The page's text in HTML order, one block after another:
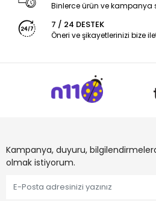
Binlerce ürün ve kampanya
7 / 24 DESTEK
Öneri ve şikayetlerinizi bize
Kampanya, duyuru,
olmak istiyorum.